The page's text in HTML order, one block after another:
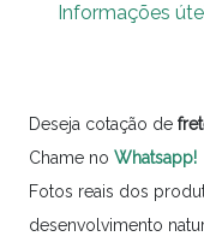
Informações
Deseja cotação de
Chame no Whatsapp!
Fotos reais dos
desenvolvimento